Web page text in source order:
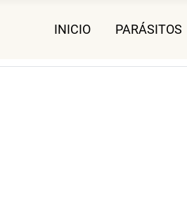
INICIO PARÁSITOS